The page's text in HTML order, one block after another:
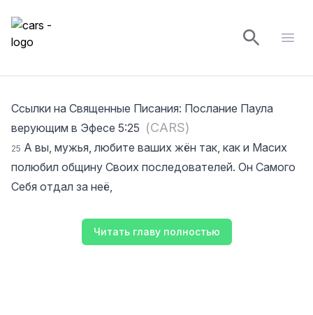
cars
Ссылки на Священные Писания: Послание Паула
верующим в Эфесе 5:25 (CARS)
25 А вы, мужья, любите ваших жён так, как и Масих
полюбил общину Своих последователей. Он Самого
Себя отдал за неё,
Читать главу полностью